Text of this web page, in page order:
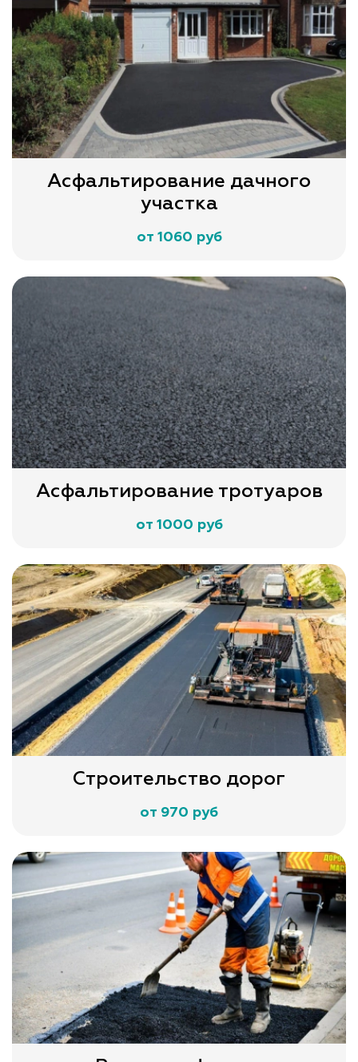
Асфальтирование дачного
участка
от 1060 руб
Асфальтирование тротуаров
от 1000 руб
Строительство дорог
от 970 руб